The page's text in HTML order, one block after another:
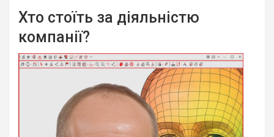
Хто стоїть за діяльністю
компанії?